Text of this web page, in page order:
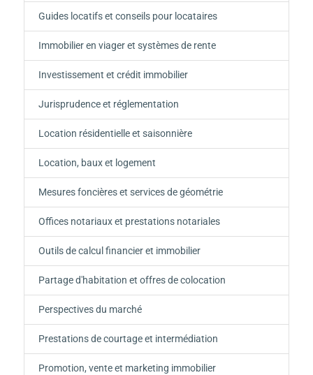
Guides locatifs et conseils pour locataires
Immobilier en viager et systèmes de rente
Investissement et crédit immobilier
Jurisprudence et réglementation
Location résidentielle et saisonnière
Location, baux et logement
Mesures foncières et services de géométrie
Offices notariaux et prestations notariales
Outils de calcul financier et immobilier
Partage d'habitation et offres de colocation
Perspectives du marché
Prestations de courtage et intermédiation
Promotion, vente et marketing immobilier